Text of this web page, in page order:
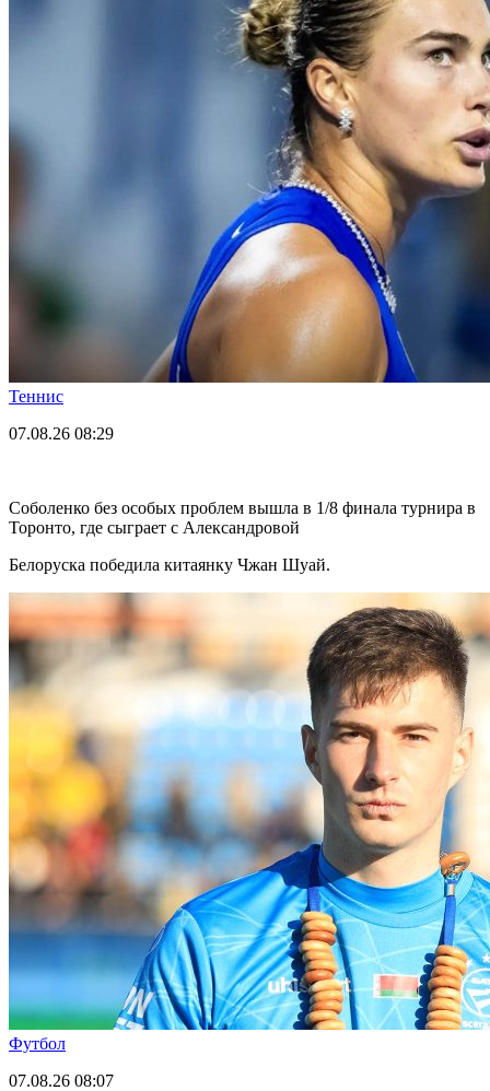
Теннис
07.08.26 08:29
Соболенко без особых проблем вышла в 1/8 финала турнира в
Торонто, где сыграет с Александровой
Белоруска победила китаянку Чжан Шуай.
Футбол
07.08.26 08:07